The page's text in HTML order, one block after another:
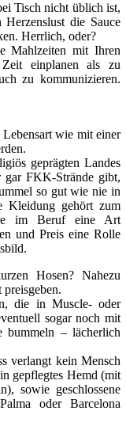
Tisch nicht üblich ist,
die Sauce
Herrlich, oder?
Mahlzeiten mit Ihren
Zeit einplanen als zu
zu kommunizieren.
wie mit einer
geprägten Landes
gar FKK-Strände gibt,
so gut wie nie in
Kleidung gehört zum
im Beruf eine Art
und Preis eine Rolle
Hosen? Nahezu
die in Muscle- oder
sogar noch mit
bummeln – lächerlich
verlangt kein Mensch
gepflegtes Hemd (mit
sowie geschlossene
oder Barcelona